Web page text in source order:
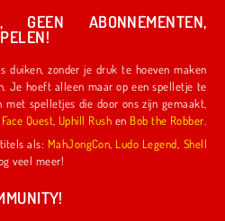
GEEN ABONNEMENTEN,
zonder je druk te hoeven maken
Je hoeft alleen maar op een spelletje te
Quest Uphill Rush en Bob the Robber
We hebben ook andere populaire titels als: MahJongCon Ludo Legend Shell
en nog veel meer!